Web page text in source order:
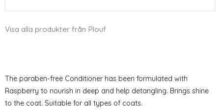
Visa alla produkter från Plouf
The paraben-free Conditioner has been formulated with
Raspberry to nourish in deep and help detangling. Brings shine
to the coat. Suitable for all types of coats.